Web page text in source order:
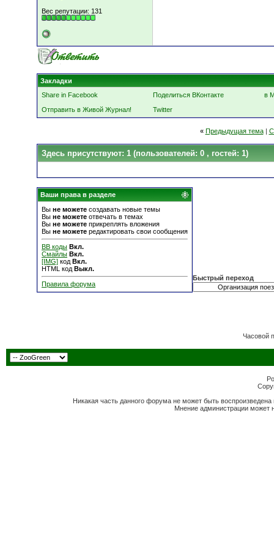
Вес репутации: 131
Закладки
Share in Facebook
Поделиться ВКонтакте
в
Отправить в Живой Журнал!
Twitter
« Предыдущая тема|
Здесь присутствуют: 1 (пользователей: 0 , гостей: 1)
Ваши права в разделе
Вы не можете создавать новые темы
Вы не можете отвечать в темах
Вы не можете прикреплять вложения
Вы не можете редактировать свои сообщения
BB коды Вкл.
Смайлы Вкл.
[IMG] код Вкл.
HTML код Выкл.
Правила форума
Быстрый переход
Часовой
Никакая часть данного форума не может быть
Мнение администрации может